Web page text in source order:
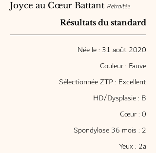
Joyce au Cœur Battant Retraitée
​Résultats du standard
Née le : 31 août 2020
Couleur : Fauve
Sélectionnée ZTP : Excellent
HD/Dysplasie : B
Cœur : 0
Spondylose 36 mois : 2
Yeux : 2a